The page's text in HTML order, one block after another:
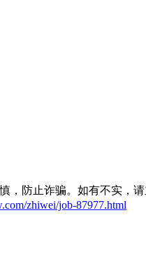
，防止诈骗。如有不实，
zhiwei/job-87977.html